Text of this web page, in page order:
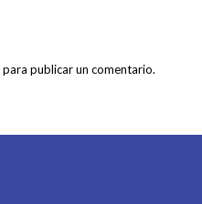
para publicar un comentario.